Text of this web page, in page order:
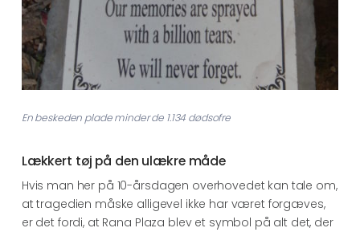
En beskeden plade minder de 1.134 dødsofre
Lækkert tøj på den ulækre måde
Hvis man her på 10-årsdagen overhovedet kan tale om,
at tragedien måske alligevel ikke har været forgæves,
er det fordi, at Rana Plaza blev et symbol på alt det, der